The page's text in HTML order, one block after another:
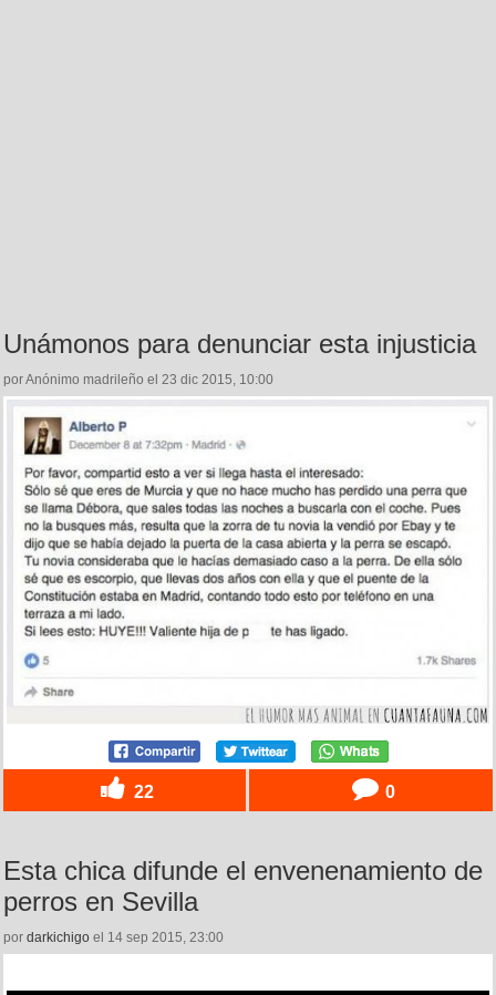
Unámonos para denunciar esta injusticia
por Anónimo madrileño el 23 dic 2015, 10:00
22 0
Esta chica difunde el envenenamiento de
perros en Sevilla
por darkichigo el 14 sep 2015, 23:00